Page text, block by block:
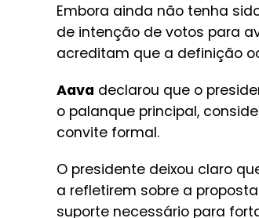
Embora ainda não tenha
de intenção de votos para
acreditam que a definição
Aava declarou que o
o palanque principal,
convite formal.
O presidente deixou claro
a refletirem sobre a
suporte necessário para